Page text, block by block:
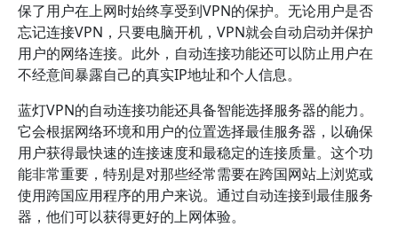
保了用户在上网时始终享受到VPN的保护。无论用户是否
忘记连接VPN，只要电脑开机，VPN就会自动启动并保护
用户的网络连接。此外，自动连接功能还可以防止用户在
不经意间暴露自己的真实IP地址和个人信息。
蓝灯VPN的自动连接功能还具备智能选择服务器的能力。
它会根据网络环境和用户的位置选择最佳服务器，以确保
用户获得最快速的连接速度和最稳定的连接质量。这个功
能非常重要，特别是对那些经常需要在跨国网站上浏览或
使用跨国应用程序的用户来说。通过自动连接到最佳服务
器，他们可以获得更好的上网体验。